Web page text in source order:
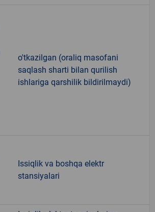
o'tkazilgan (oraliq masofani
saqlash sharti bilan qurilish
ishlariga qarshilik bildirilmaydi)
Issiqlik va boshqa elektr
stansiyalari